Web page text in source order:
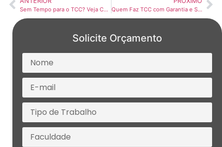
Sem Tempo para o TCC? Veja Como Entregar um Trabalho Pronto, Personalizado e com Qualidade Garantida Quem Faz TCC com Garantia e Suporte até a Aprovação? Descubra Agora
Solicite Orçamento